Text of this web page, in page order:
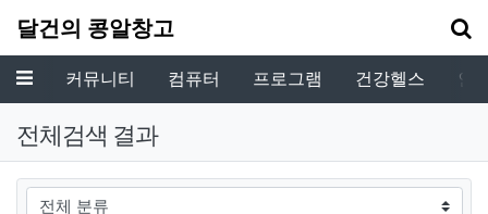
달건의 콩알창고
메뉴 커뮤니티 컴퓨터 프로그램 건강헬스 인
전체검색 결과
그룹